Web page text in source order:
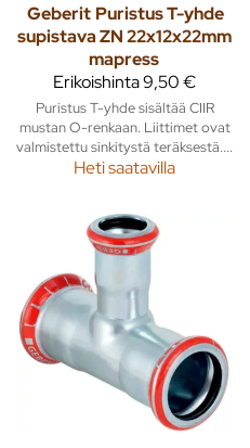
Geberit Puristus T-yhde
supistava ZN 22x12x22mm
mapress
Erikoishinta9,50 €
Puristus T-yhde sisältää CIIR
mustan O-renkaan. Liittimet ovat
valmistettu sinkitystä teräksestä....
Heti saatavilla